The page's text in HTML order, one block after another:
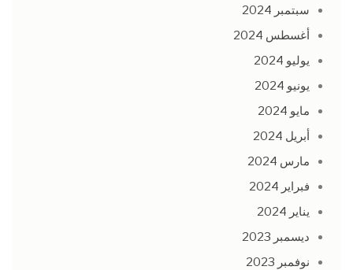
سبتمبر 2024
أغسطس 2024
يوليو 2024
يونيو 2024
مايو 2024
أبريل 2024
مارس 2024
فبراير 2024
يناير 2024
ديسمبر 2023
نوفمبر 2023